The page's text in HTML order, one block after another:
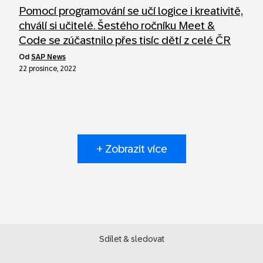
Pomocí programování se učí logice i kreativitě,
chválí si učitelé. Šestého ročníku Meet &
Code se zúčastnilo přes tisíc dětí z celé ČR
od SAP News
22 prosince, 2022
+ Zobrazit více
Sdílet & sledovat